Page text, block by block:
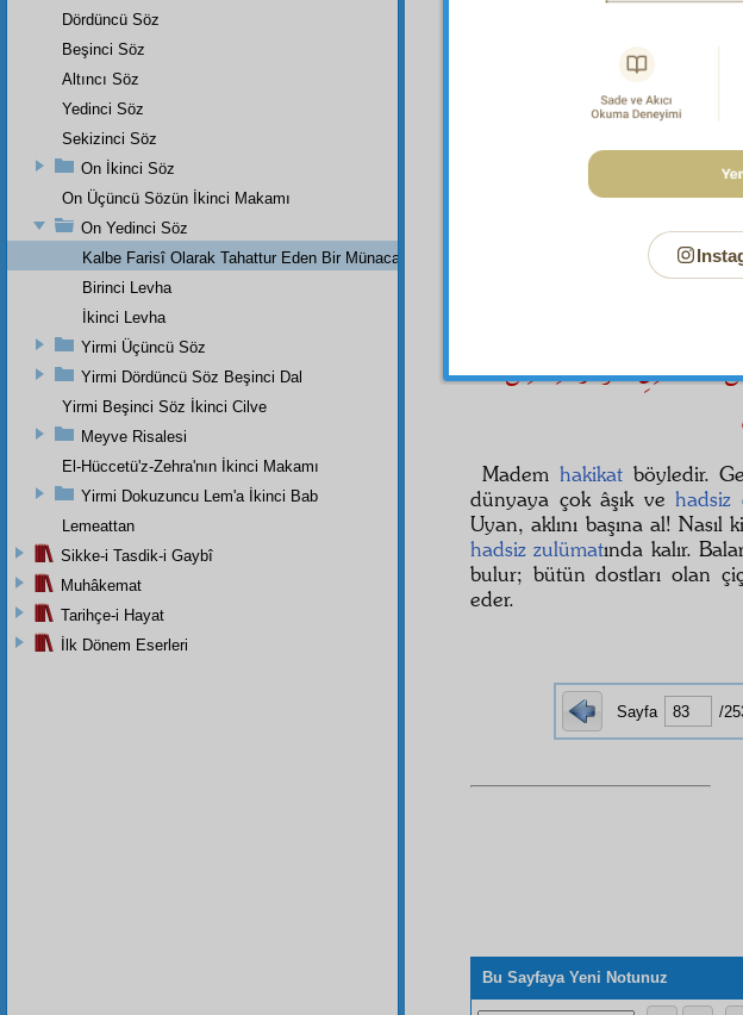
بُنْيَادْ هَمْ چوُ بَادَسْت
Eyvah, aldandık! Şu
Şu temelsiz ömür dahi bir
آلاَمْ بَبَقَااَسْت
Kendine güvenen ve
خَالِقِ خُودْرَا كِه اِينْ
Madem hakikatböyledir.
dünyaya çok âşık ve hadsiz
Uyan, aklını başına al! Nasıl
hadsiz zulümatında kalır.
bulur; bütün dostları olan
eder.
Sayfa /
Bu Sayfaya Yeni Notunuz
Dördüncü Söz
Beşinci Söz
Altıncı Söz
Yedinci Söz
Sekizinci Söz
On İkinci Söz
On Üçüncü Sözün İkinci Makamı
On Yedinci Söz
Kalbe Farisî Olarak Tahattur Eden Bir Münacat
Birinci Levha
İkinci Levha
Yirmi Üçüncü Söz
Yirmi Dördüncü Söz Beşinci Dal
Yirmi Beşinci Söz İkinci Cilve
Meyve Risalesi
El-Hüccetü'z-Zehra'nın İkinci Makamı
Yirmi Dokuzuncu Lem'a İkinci Bab
Lemeattan
Sikke-i Tasdik-i Gaybî
Muhâkemat
Tarihçe-i Hayat
İlk Dönem Eserleri